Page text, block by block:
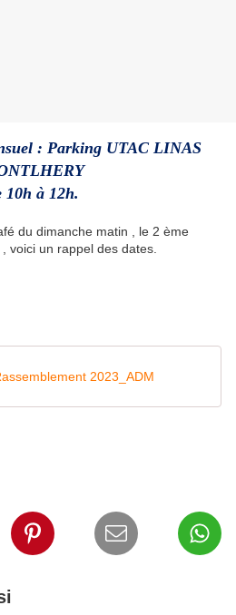
: Parking UTAC LINAS
10h à 12h.
du dimanche matin , le 2 ème
voici un rappel des dates.
2023_ADM